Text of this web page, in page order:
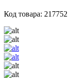
Код товара: 217752